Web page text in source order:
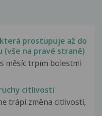
prostupuje až do
(vše na pravé straně)
měsíc trpím bolestmi
citlivosti
trápí změna citlivosti,